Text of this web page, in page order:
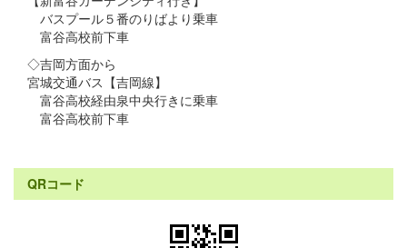
バスプール５番のりばより乗車
富谷高校前下車
◇吉岡方面から
宮城交通バス【吉岡線】
富谷高校経由泉中央行きに乗車
富谷高校前下車
QRコード